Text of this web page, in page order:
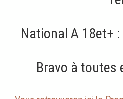
National A 18et+
Bravo à toutes